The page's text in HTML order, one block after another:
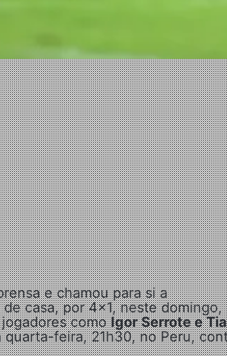
e chamou para si a
de casa, por 4×1, neste domingo,
comoIgor Serrote e
feira, 21h30, no Peru,